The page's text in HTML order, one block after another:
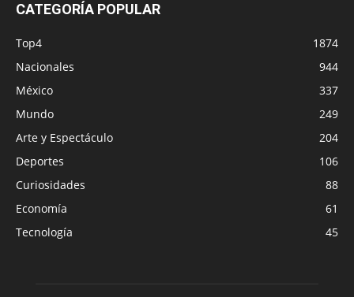
CATEGORÍA POPULAR
Top4
1874
Nacionales
944
México
337
Mundo
249
Arte y Espectáculo
204
Deportes
106
Curiosidades
88
Economía
61
Tecnología
45